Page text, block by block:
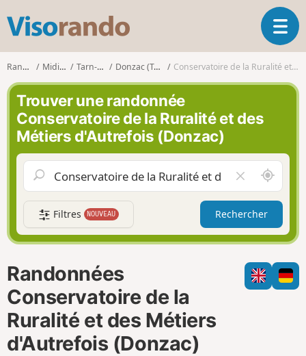
s
o
r
n
d
o
O
u
v
a
i
g
t
i
o
n
Randonnées Midi-Pyrénées Tarn-et-Garonne Donzac (Tarn-et-Garonne) Conservatoire de la Ruralité et des Métiers d'Autrefois (Donzac)
Trouver une randonnée
Conservatoire de la Ruralité et des
Métiers d'Autrefois (Donzac)
i
d
e
r
l
e
h
A
u
t
u
r
d
e
m
Filtres NOUVEAU Rechercher
Randonnées
Conservatoire de la
Ruralité et des Métiers
d'Autrefois (Donzac)